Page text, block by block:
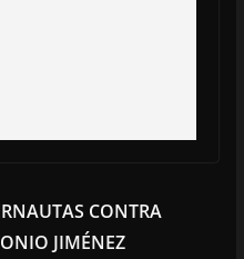
CONTRA
JIMÉNEZ